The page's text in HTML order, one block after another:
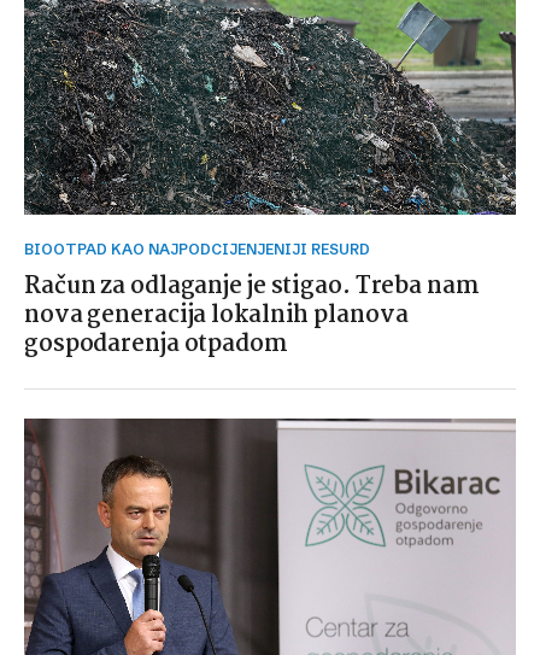
BIOOTPAD KAO NAJPODCIJENJENIJI RESURD
Račun za odlaganje je stigao. Treba nam
nova generacija lokalnih planova
gospodarenja otpadom